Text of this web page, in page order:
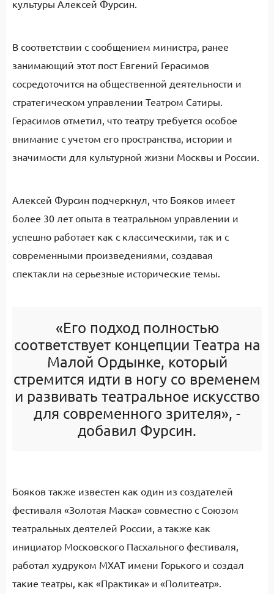
культуры Алексей Фурсин.
В соответствии с сообщением министра, ранее
занимающий этот пост Евгений Герасимов
сосредоточится на общественной деятельности и
стратегическом управлении Театром Сатиры.
Герасимов отметил, что театру требуется особое
внимание с учетом его пространства, истории и
значимости для культурной жизни Москвы и России.
Алексей Фурсин подчеркнул, что Бояков имеет
более 30 лет опыта в театральном управлении и
успешно работает как с классическими, так и с
современными произведениями, создавая
спектакли на серьезные исторические темы.
«Его подход полностью
соответствует концепции Театра на
Малой Ордынке, который
стремится идти в ногу со временем
и развивать театральное искусство
для современного зрителя», -
добавил Фурсин.
Бояков также известен как один из создателей
фестиваля «Золотая Маска» совместно с Союзом
театральных деятелей России, а также как
инициатор Московского Пасхального фестиваля,
работал худруком МХАТ имени Горького и создал
такие театры, как «Практика» и «Политеатр».